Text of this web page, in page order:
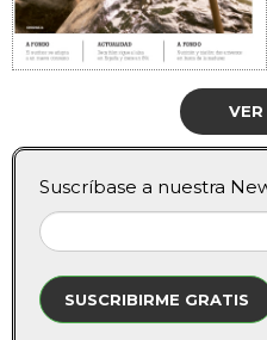
VER
Suscríbase a nuestra
SUSCRIBIRME GRATIS